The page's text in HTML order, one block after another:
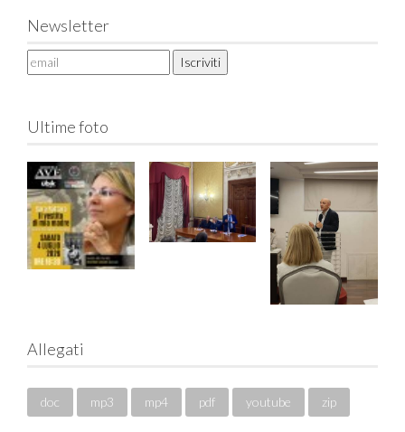
Newsletter
Ultime foto
Allegati
doc mp3 mp4 pdf youtube zip